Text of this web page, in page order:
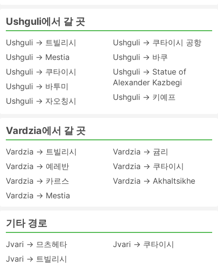
Ushguli에서 갈 곳
Ushguli → 트빌리시
Ushguli → Mestia
Ushguli → 쿠타이시
Ushguli → 바투미
Ushguli → 자오칭시
Ushguli → 쿠타이시 공항
Ushguli → 바쿠
Ushguli → Statue of
Alexander Kazbegi
Ushguli → 키예프
Vardzia에서 갈 곳
Vardzia → 트빌리시
Vardzia → 예레반
Vardzia → 카르스
Vardzia → Mestia
Vardzia → 귬리
Vardzia → 쿠타이시
Vardzia → Akhaltsikhe
기타 경로
Jvari → 므츠헤타
Jvari → 트빌리시
Jvari → 쿠타이시